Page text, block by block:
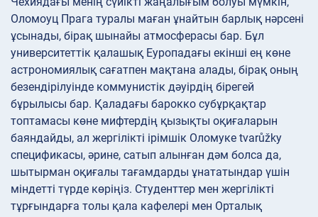
Оломоуц Прага туралы маған ұнайтын барлық нәрсені
ұсынады, бірақ шынайы атмосферасы бар. Бұл
университеттік қалашық Еуропадағы екінші ең көне
астрономиялық сағатпен мақтана алады, бірақ оның
безендірілуінде коммунистік дәуірдің бірегей
бұрылысы бар. Қаладағы барокко субұрқақтар
топтамасы көне мифтердің қызықты оқиғаларын
баяндайды, ал жергілікті ірімшік Оломуке tvarůžky
спецификасы, әрине, сатып алынған дәм болса да,
шытырман оқиғалы тағамдарды ұнататындар үшін
міндетті түрде көріңіз. Студенттер мен жергілікті
тұрғындарға толы қала кафелері мен Орталық